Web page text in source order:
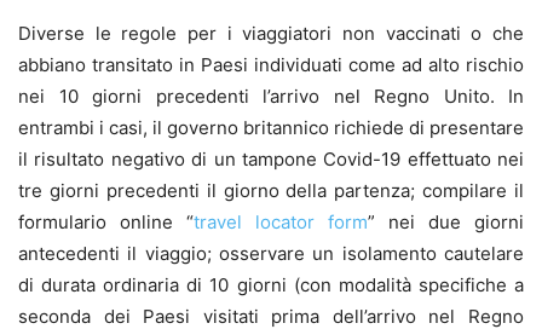
Diverse le regole per i viaggiatori non vaccinati o che
abbiano transitato in Paesi individuati come ad alto rischio
nei 10 giorni precedenti l’arrivo nel Regno Unito. In
entrambi i casi, il governo britannico richiede di presentare
il risultato negativo di un tampone Covid-19 effettuato nei
tre giorni precedenti il giorno della partenza; compilare il
formulario online “travel locator form” nei due giorni
antecedenti il viaggio; osservare un isolamento cautelare
di durata ordinaria di 10 giorni (con modalità specifiche a
seconda dei Paesi visitati prima dell’arrivo nel Regno